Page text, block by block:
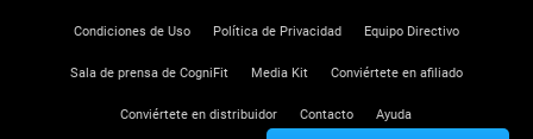
Condiciones de Uso Política de Privacidad Equipo Directivo
Sala de prensa de CogniFit Media Kit Conviértete en afiliado
Conviértete en distribuidor Contacto Ayuda